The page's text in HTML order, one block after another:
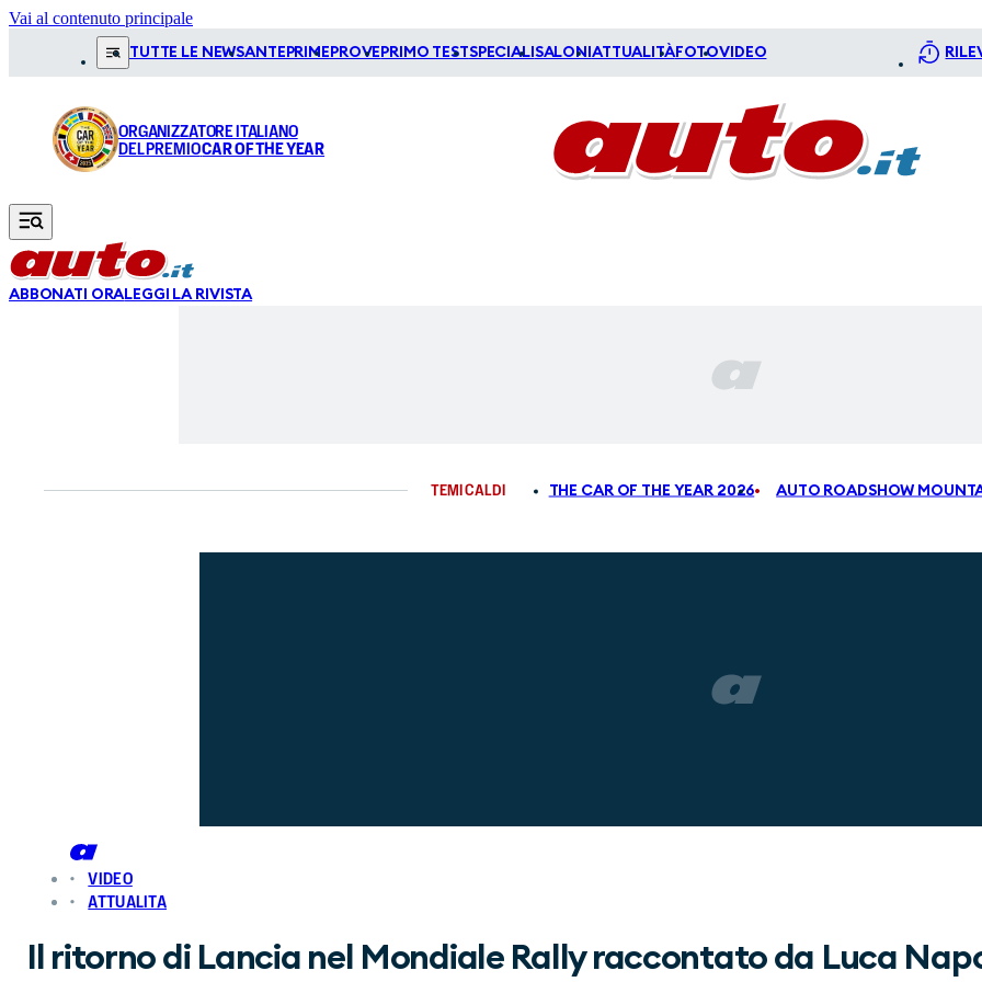
Vai al contenuto principale
TUTTE LE NEWSANTEPRIME PROVE PRIMO TESTSPECIALI SALONI ATTUALITÀFOTOVIDEO
ORGANIZZATORE ITALIANO
DEL PREMIOCAR OF THE YEAR
ABBONATI ORALEGGI LA RIVISTA
TEMI CALDI THE CAR OF THE YEAR 2026 AUTO ROADSHOW
VIDEO
ATTUALITA
Il ritorno di Lancia nel Mondiale Rally raccontato da Luca